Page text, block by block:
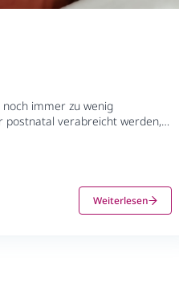
immer zu wenig
postnatal verabreicht werden,
Weiterlesen